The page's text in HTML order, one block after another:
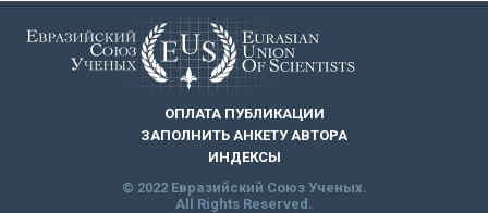
ОПЛАТА ПУБЛИКАЦИИ
ЗАПОЛНИТЬ АНКЕТУ АВТОРА
ИНДЕКСЫ
© 2022 Евразийский Союз Ученых.
All Rights Reserved.